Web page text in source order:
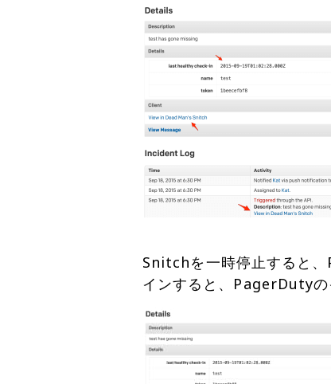
Snitchを一時停止すると